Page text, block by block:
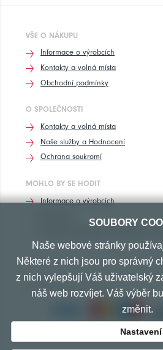
VŠE O NÁKUPU
Informace o výrobcích
Kontakty a volná místa
Obchodní podmínky
O SPOLEČNOSTI
Kontakty a volná místa
Naše služby a Hodnocení
Ochrana soukromí
MOHLO BY SE HODIT
Informace o výrobcích
PŘIJÍMÁME TYTO PLATBY
SOUBORY
Naše webové stránky
Některé z nich jsou pro správný
z nich vylepšují Váš uživatelský
náš web rozvíjet. Váš výběr
změnit.
Nastavení